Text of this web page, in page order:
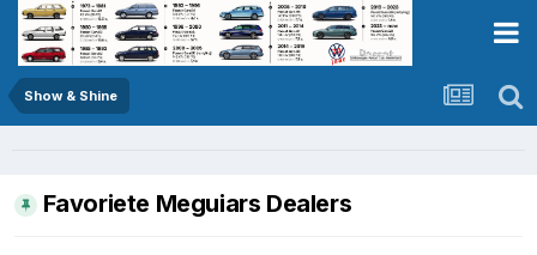
Show & Shine
Favoriete Meguiars Dealers